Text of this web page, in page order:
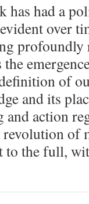
has had a
over
profoundly
of
and its
action
of
to the full,